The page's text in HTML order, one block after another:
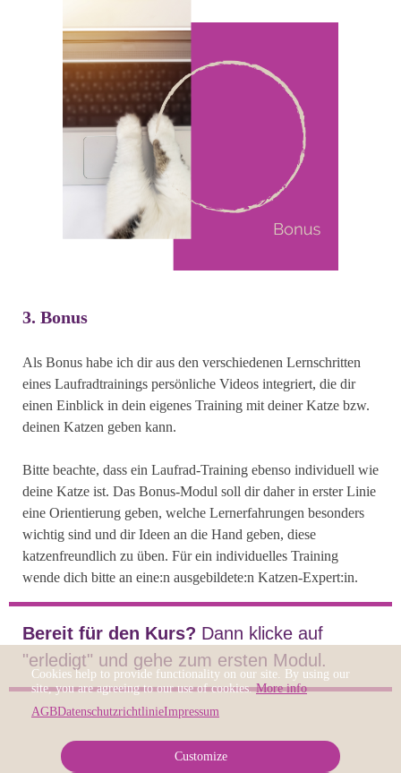
3. Bonus
Als Bonus habe ich dir aus den verschiedenen Lernschritten
eines Laufradtrainings persönliche Videos integriert, die dir
einen Einblick in dein eigenes Training mit deiner Katze bzw.
deinen Katzen geben kann.
Bitte beachte, dass ein Laufrad-Training ebenso individuell wie
deine Katze ist. Das Bonus-Modul soll dir daher in erster Linie
eine Orientierung geben, welche Lernerfahrungen besonders
wichtig sind und dir Ideen an die Hand geben, diese
katzenfreundlich zu üben. Für ein individuelles Training
wende dich bitte an eine:n ausgebildete:n Katzen-Expert:in.
Bereit für den Kurs? Dann klicke auf
"erledigt" und gehe zum ersten Modul.
Cookies help to provide functionality on our site. By using our
site, you are agreeing to our use of cookies.More info
AGBDatenschutzrichtlinieImpressum
Customize